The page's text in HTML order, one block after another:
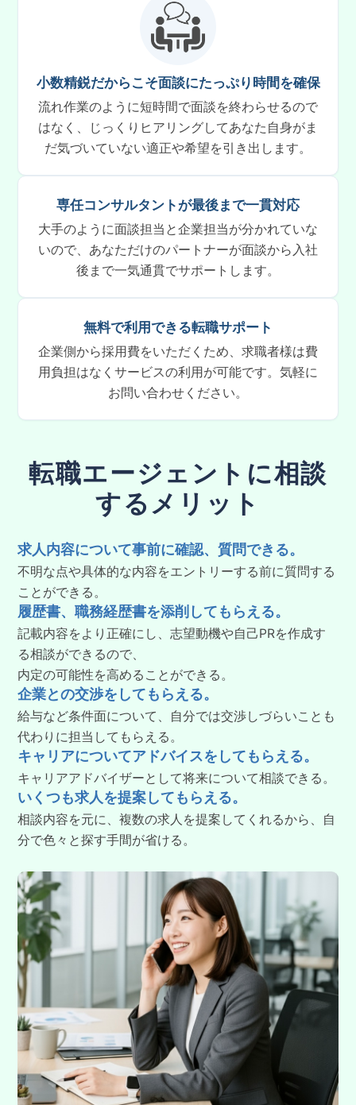
小数精鋭だからこそ面談にたっぷり時間を確保
流れ作業のように短時間で面談を終わらせるので
はなく、じっくりヒアリングしてあなた自身がま
だ気づいていない適正や希望を引き出します。
専任コンサルタントが最後まで一貫対応
大手のように面談担当と企業担当が分かれていな
いので、あなただけのパートナーが面談から入社
後まで一気通貫でサポートします。
無料で利用できる転職サポート
企業側から採用費をいただくため、求職者様は費
用負担はなくサービスの利用が可能です。気軽に
お問い合わせください。
転職エージェントに相談
するメリット
求人内容について事前に確認、質問できる。
不明な点や具体的な内容をエントリーする前に質問する
ことができる。
履歴書、職務経歴書を添削してもらえる。
記載内容をより正確にし、志望動機や自己PRを作成す
る相談ができるので、
内定の可能性を高めることができる。
企業との交渉をしてもらえる。
給与など条件面について、自分では交渉しづらいことも
代わりに担当してもらえる。
キャリアについてアドバイスをしてもらえる。
キャリアアドバイザーとして将来について相談できる。
いくつも求人を提案してもらえる。
相談内容を元に、複数の求人を提案してくれるから、自
分で色々と探す手間が省ける。